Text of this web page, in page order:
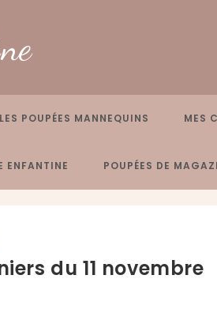
LES POUPÉES MANNEQUINS MES
ENFANTINE POUPÉES DE
du 11 novembre